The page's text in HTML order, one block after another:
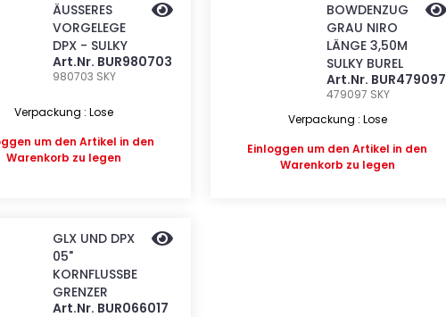
ÄUSSERES
VORGELEGE
DPX - SULKY
Art.Nr. BUR980703
980703 SKY
Verpackung : Lose
um den Artikel in den
Warenkorb zu legen
BOWDENZUG
GRAU NIRO
LÄNGE 3,50M
SULKY BUREL
Art.Nr. BUR479097
479097 SKY
Verpackung : Lose
Einloggen um den Artikel in den
Warenkorb zu legen
GLX UND DPX
05"
KORNFLUSSBE
GRENZER
Art.Nr. BUR066017